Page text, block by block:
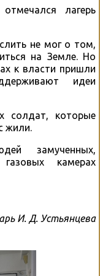
лагерь
не мог о том,
на Земле. Но
к власти пришли
идеи
солдат, которые
жили.
замученных,
камерах
И. Д. Устьянцева